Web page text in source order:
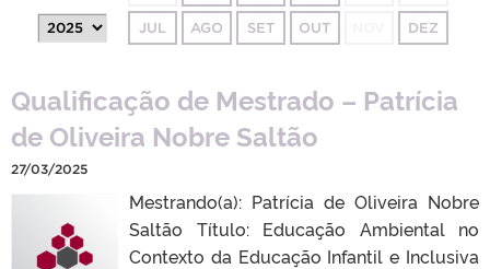
PORTARIAS JUL AGO SET OUT DEZ
Qualificação de Mestrado – Patrícia
de Oliveira Nobre Saltão
27/03/2025
Mestrando(a): Patrícia de Oliveira Nobre
Saltão Título: Educação Ambiental no
Contexto da Educação Infantil e Inclusiva